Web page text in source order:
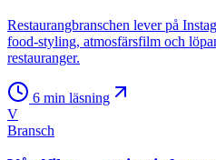
Restaurangbranschen lever på
food-styling, atmosfärsfilm och
restauranger.
6 min läsning
V
Bransch